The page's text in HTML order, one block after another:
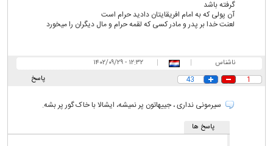
گرفته باشد
آن پولی که به امام افریقایتان دادید حرام است
لعنت خدا بر پدر و مادر کسی که لقمه حرام و مال دیگران را میخورد
ناشناس |
|
۱۲:۳۲ - ۱۴۰۲/۰۹/۲۹
پاسخ
1
43
سیرمونی نداری ، جییهاتون پر نمیشه، ایشالا با خاک گور پر بشه.
پاسخ ها